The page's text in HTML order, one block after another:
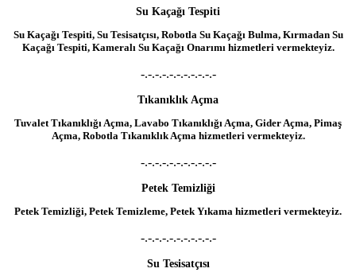
Su Kaçağı Tespiti
Su Kaçağı Tespiti, Su Tesisatçısı, Robotla Su Kaçağı Bulma, Kırmadan Su
Kaçağı Tespiti, Kameralı Su Kaçağı Onarımı hizmetleri vermekteyiz.
-.-.-.-.-.-.-.-.-.-.-
Tıkanıklık Açma
Tuvalet Tıkanıklığı Açma, Lavabo Tıkanıklığı Açma, Gider Açma, Pimaş
Açma, Robotla Tıkanıklık Açma hizmetleri vermekteyiz.
-.-.-.-.-.-.-.-.-.-.-
Petek Temizliği
Petek Temizliği, Petek Temizleme, Petek Yıkama hizmetleri vermekteyiz.
-.-.-.-.-.-.-.-.-.-.-
Su Tesisatçısı